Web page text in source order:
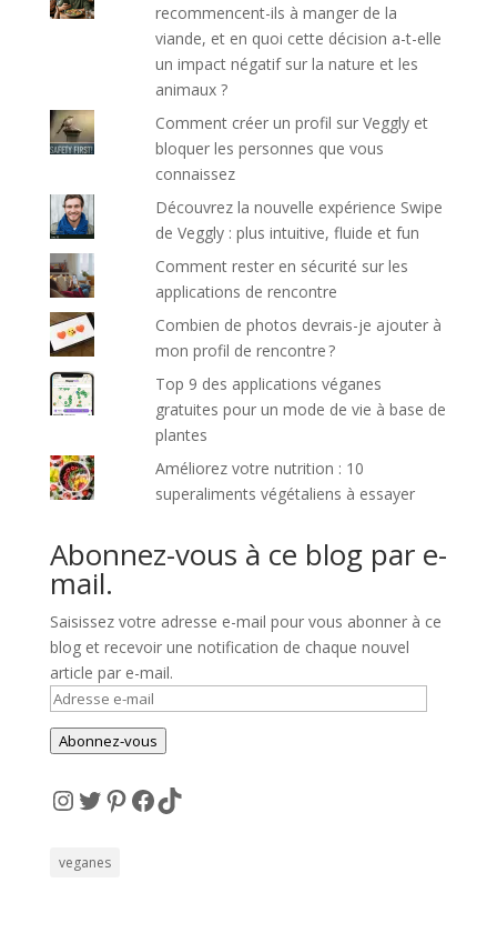
recommencent-ils à manger de la
viande, et en quoi cette décision a-t-elle
un impact négatif sur la nature et les
animaux ?
Comment créer un profil sur Veggly et
bloquer les personnes que vous
connaissez
Découvrez la nouvelle expérience Swipe
de Veggly : plus intuitive, fluide et fun
Comment rester en sécurité sur les
applications de rencontre
Combien de photos devrais-je ajouter à
mon profil de rencontre ?
Top 9 des applications véganes
gratuites pour un mode de vie à base de
plantes
Améliorez votre nutrition : 10
superaliments végétaliens à essayer
Abonnez-vous à ce blog par e-
mail.
Saisissez votre adresse e-mail pour vous abonner à ce
blog et recevoir une notification de chaque nouvel
article par e-mail.
Adresse
e-
mail
Abonnez-vous
Instagram
Twitter
Pinterest
Facebook
TikTok
veganes